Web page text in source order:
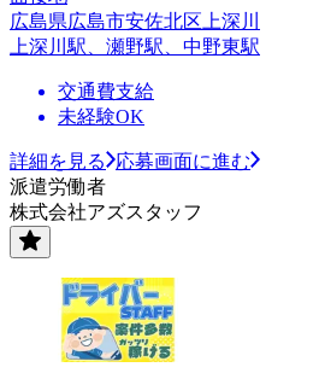
広島県広島市安佐北区上深川
上深川駅、瀬野駅、中野東駅
交通費支給
未経験OK
詳細を見る
応募画面に進む
派遣労働者
株式会社アズスタッフ